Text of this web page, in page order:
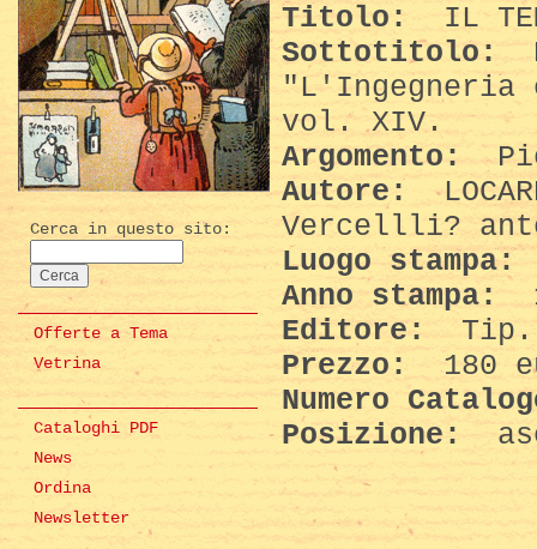
Cerca in questo sito:
Offerte a Tema
Vetrina
Cataloghi PDF
News
Ordina
Newsletter
Titolo:
IL
Sottotitolo:
vol. XIV.
Argomento:
Autore:
Vercellli?
Luogo stampa:
Anno stampa:
Editore:
Prezzo:
180
Numero
Posizione: